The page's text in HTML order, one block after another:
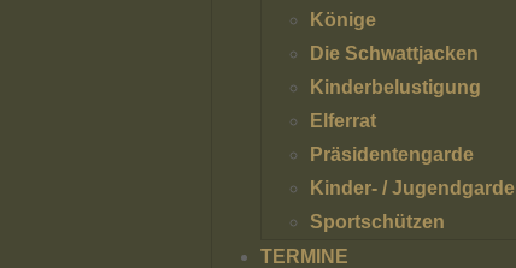
Könige
Die Schwattjacken
Kinderbelustigung
Elferrat
Präsidentengarde
Kinder- / Jugendgarde
Sportschützen
TERMINE